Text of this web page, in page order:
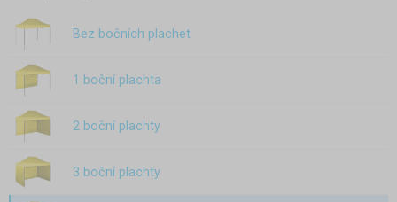
Bez bočních plachet
1 boční plachta
2 boční plachty
3 boční plachty